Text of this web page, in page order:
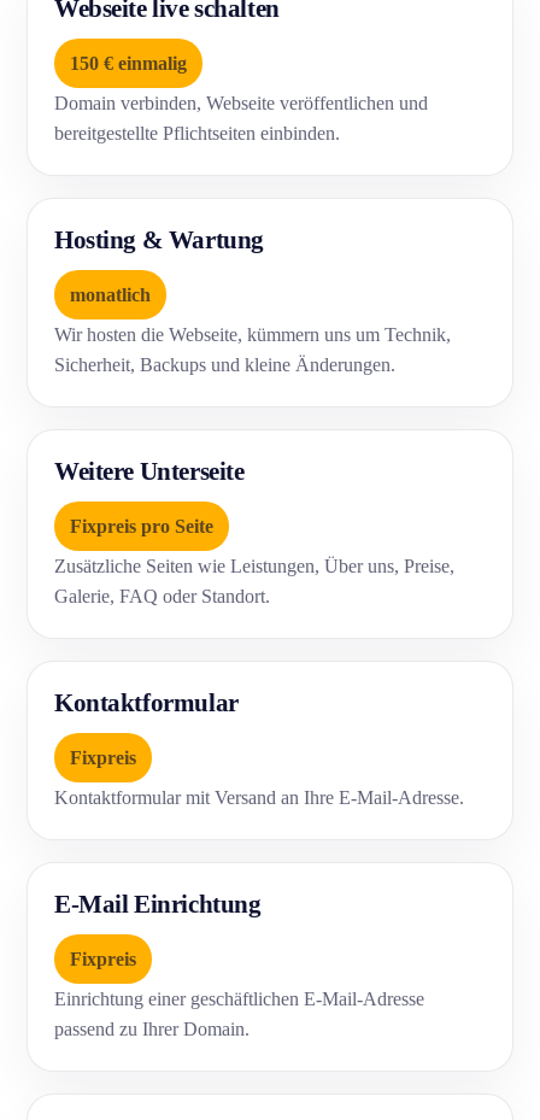
Webseite live schalten
150 € einmalig
Domain verbinden, Webseite veröffentlichen und
bereitgestellte Pflichtseiten einbinden.
Hosting & Wartung
monatlich
Wir hosten die Webseite, kümmern uns um Technik,
Sicherheit, Backups und kleine Änderungen.
Weitere Unterseite
Fixpreis pro Seite
Zusätzliche Seiten wie Leistungen, Über uns, Preise,
Galerie, FAQ oder Standort.
Kontaktformular
Fixpreis
Kontaktformular mit Versand an Ihre E-Mail-Adresse.
E-Mail Einrichtung
Fixpreis
Einrichtung einer geschäftlichen E-Mail-Adresse
passend zu Ihrer Domain.